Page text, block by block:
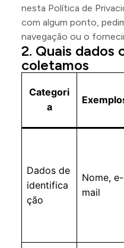
nesta Política de
com algum ponto,
navegação ou o
Quais dados
coletamos
Categori
a
Dados de
identifica
ção
Nome, e-
mail